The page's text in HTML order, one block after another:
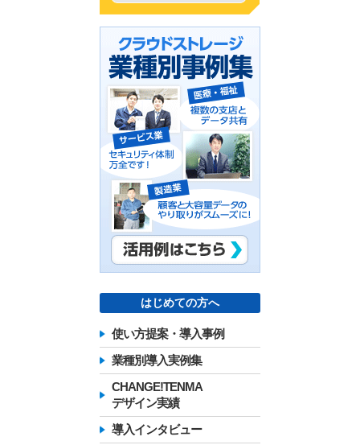
はじめての方へ
使い方提案・導入事例
業種別導入実例集
CHANGE!TENMA
デザイン実績
導入インタビュー